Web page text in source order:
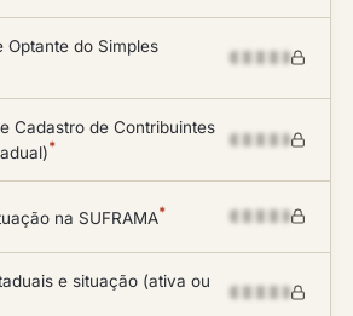
Optante do Simples
Cadastro de Contribuintes
*
na SUFRAMA*
e situação (ativa ou